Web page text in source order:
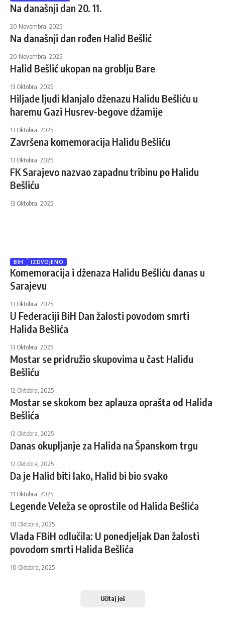
Na današnji dan 20. 11.
20 Novembra, 2025
Na današnji dan rođen Halid Bešlić
20 Novembra, 2025
Halid Bešlić ukopan na groblju Bare
13 Oktobra, 2025
Hiljade ljudi klanjalo dženazu Halidu Bešliću u
haremu Gazi Husrev-begove džamije
13 Oktobra, 2025
Završena komemoracija Halidu Bešliću
13 Oktobra, 2025
FK Sarajevo nazvao zapadnu tribinu po Halidu
Bešliću
13 Oktobra, 2025
BIH IZDVOJENO
Komemoracija i dženaza Halidu Bešliću danas u
Sarajevu
13 Oktobra, 2025
U Federaciji BiH Dan žalosti povodom smrti
Halida Bešlića
13 Oktobra, 2025
Mostar se pridružio skupovima u čast Halidu
Bešliću
12 Oktobra, 2025
Mostar se skokom bez aplauza oprašta od Halida
Bešlića
12 Oktobra, 2025
Danas okupljanje za Halida na Španskom trgu
12 Oktobra, 2025
Da je Halid biti lako, Halid bi bio svako
11 Oktobra, 2025
Legende Veleža se oprostile od Halida Bešlića
10 Oktobra, 2025
Vlada FBiH odlučila: U ponedjeljak Dan žalosti
povodom smrti Halida Bešlića
10 Oktobra, 2025
Učitaj još